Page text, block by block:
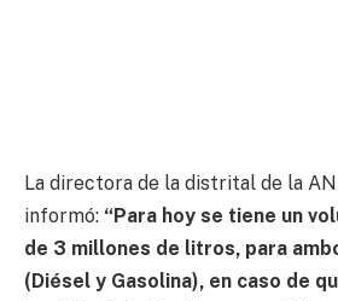
La directora de la distrital de la
informó: “Para hoy se tiene un
de 3 millones de litros, para
(Diésel y Gasolina), en caso de